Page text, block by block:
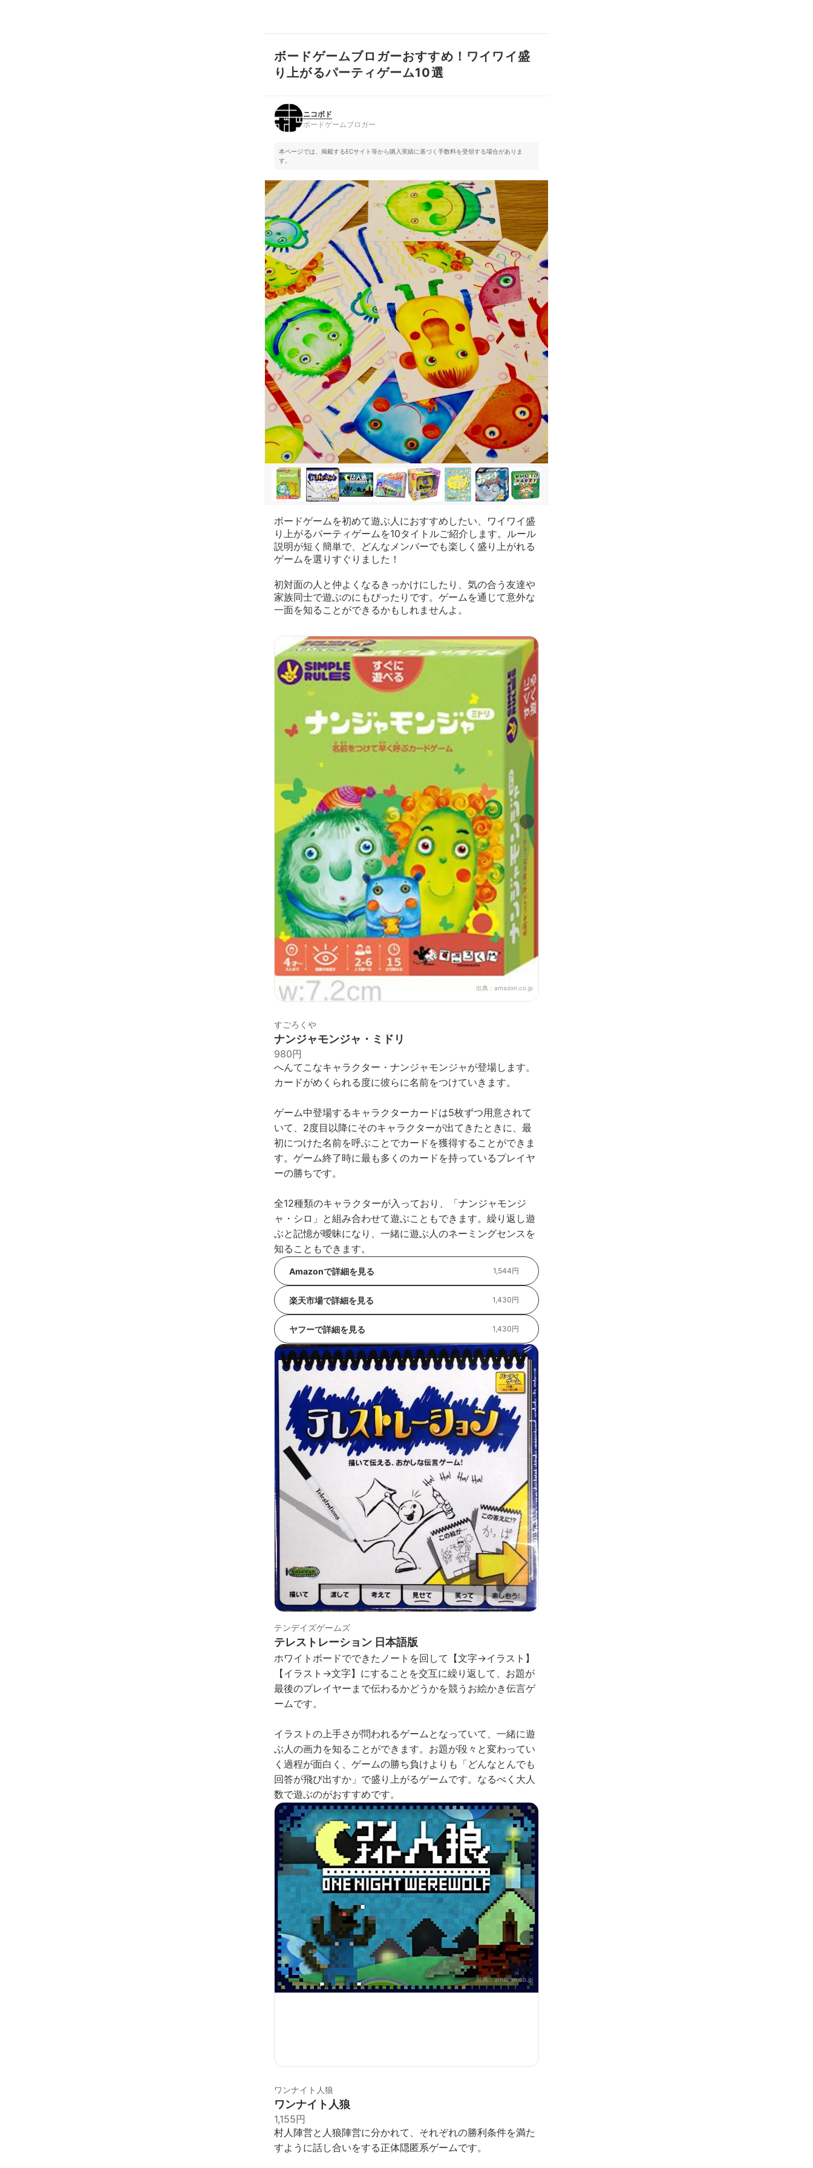
ニコボド
ボードゲームブロガー
ボードゲームブロガーおすすめ！ワイワイ盛
り上がるパーティゲーム10選
ニコボド
ボードゲームブロガー
本ページでは、掲載するECサイト等から購入実績に基づく手数料を受領する場合がありま
す。
ボードゲームを初めて遊ぶ人におすすめしたい、ワイワイ盛
り上がるパーティゲームを10タイトルご紹介します。ルール
説明が短く簡単で、どんなメンバーでも楽しく盛り上がれる
ゲームを選りすぐりました！
初対面の人と仲よくなるきっかけにしたり、気の合う友達や
家族同士で遊ぶのにもぴったりです。ゲームを通じて意外な
一面を知ることができるかもしれませんよ。
出典： amazon.co.jp
すごろくや
ナンジャモンジャ・ミドリ
980円
へんてこなキャラクター・ナンジャモンジャが登場します。
カードがめくられる度に彼らに名前をつけていきます。
ゲーム中登場するキャラクターカードは5枚ずつ用意されて
いて、2度目以降にそのキャラクターが出てきたときに、最
初につけた名前を呼ぶことでカードを獲得することができま
す。ゲーム終了時に最も多くのカードを持っているプレイヤ
ーの勝ちです。
全12種類のキャラクターが入っており、「ナンジャモンジ
ャ・シロ」と組み合わせて遊ぶこともできます。繰り返し遊
ぶと記憶が曖昧になり、一緒に遊ぶ人のネーミングセンスを
知ることもできます。
Amazonで詳細を見る 1,544円
楽天市場で詳細を見る 1,430円
ヤフーで詳細を見る 1,430円
出典：amazon.co.jp
テンデイズゲームズ
テレストレーション 日本語版
ホワイトボードでできたノートを回して【文字→イラスト】
【イラスト→文字】にすることを交互に繰り返して、お題が
最後のプレイヤーまで伝わるかどうかを競うお絵かき伝言ゲ
ームです。
イラストの上手さが問われるゲームとなっていて、一緒に遊
ぶ人の画力を知ることができます。お題が段々と変わってい
く過程が面白く、ゲームの勝ち負けよりも「どんなとんでも
回答が飛び出すか」で盛り上がるゲームです。なるべく大人
数で遊ぶのがおすすめです。
出典：amazon.co.jp
ワンナイト人狼
ワンナイト人狼
1,155円
村人陣営と人狼陣営に分かれて、それぞれの勝利条件を満た
すように話し合いをする正体隠匿系ゲームです。